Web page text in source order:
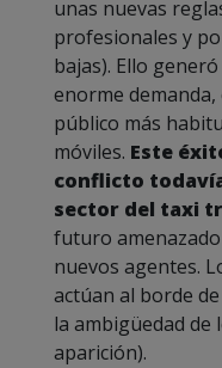
unas nuevas
profesionales y
bajas). Ello
enorme
público más
móviles. Este
conflicto
sector del taxi
futuro
nuevos agentes.
actúan al borde
la ambigüedad de
aparición).